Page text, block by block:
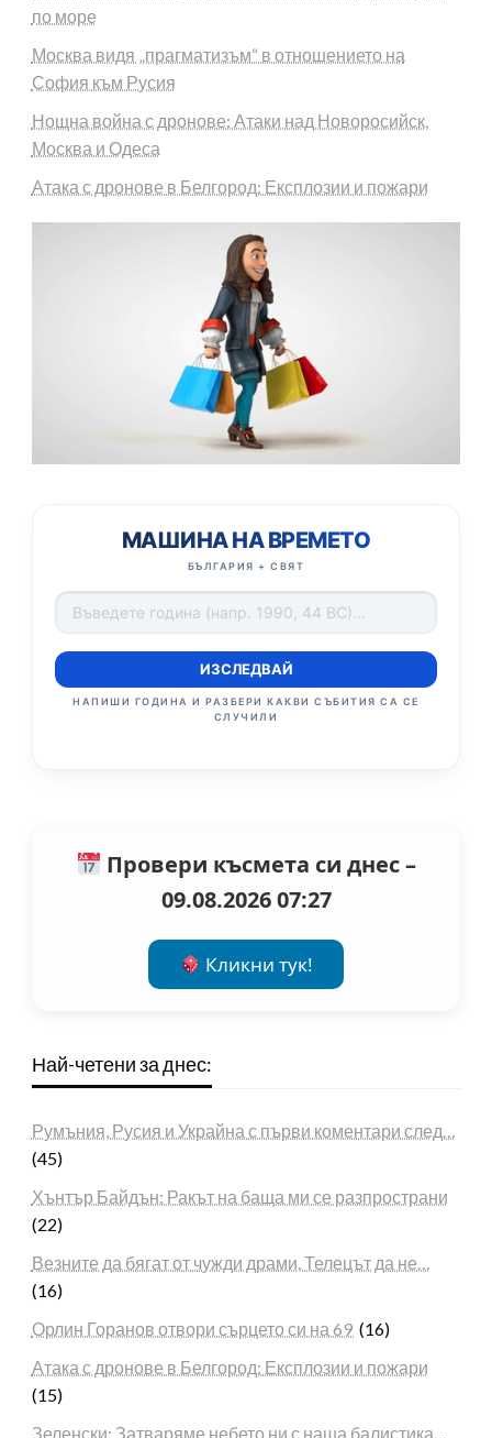
по море
Москва видя „прагматизъм“ в отношението на
София към Русия
Нощна война с дронове: Атаки над Новоросийск,
Москва и Одеса
Атака с дронове в Белгород: Експлозии и пожари
МАШИНА НА ВРЕМЕТО
БЪЛГАРИЯ + СВЯТ
ИЗСЛЕДВАЙ
НАПИШИ ГОДИНА И РАЗБЕРИ КАКВИ СЪБИТИЯ СА СЕ
СЛУЧИЛИ
Провери късмета си днес –
09.08.2026 07:27
Кликни тук!
Най-четени за днес:
Румъния, Русия и Украйна с първи коментари след…
(45)
Хънтър Байдън: Ракът на баща ми се разпространи
(22)
Везните да бягат от чужди драми, Телецът да не…
(16)
Орлин Горанов отвори сърцето си на 69 (16)
Атака с дронове в Белгород: Експлозии и пожари
(15)
Зеленски: Затваряме небето ни с наша балистика…